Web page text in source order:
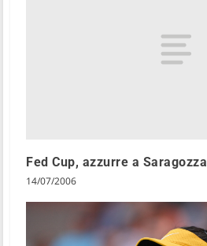
Fed Cup, azzurre a Saragozza
14/07/2006